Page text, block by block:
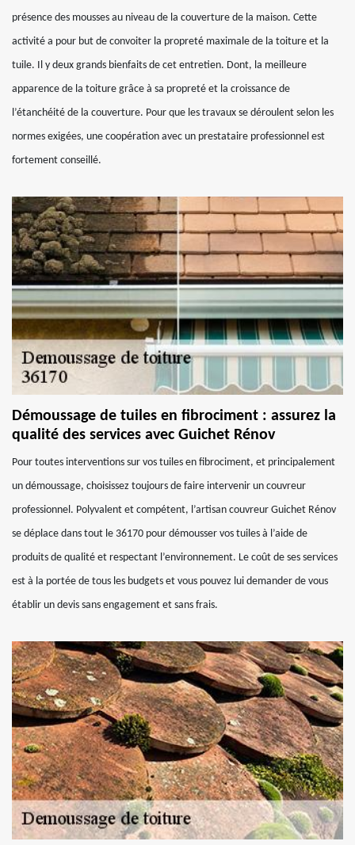
présence des mousses au niveau de la couverture de la maison. Cette
activité a pour but de convoiter la propreté maximale de la toiture et la
tuile. Il y deux grands bienfaits de cet entretien. Dont, la meilleure
apparence de la toiture grâce à sa propreté et la croissance de
l’étanchéité de la couverture. Pour que les travaux se déroulent selon les
normes exigées, une coopération avec un prestataire professionnel est
fortement conseillé.
Démoussage de tuiles en fibrociment : assurez la
qualité des services avec Guichet Rénov
Pour toutes interventions sur vos tuiles en fibrociment, et principalement
un démoussage, choisissez toujours de faire intervenir un couvreur
professionnel. Polyvalent et compétent, l’artisan couvreur Guichet Rénov
se déplace dans tout le 36170 pour démousser vos tuiles à l’aide de
produits de qualité et respectant l’environnement. Le coût de ses services
est à la portée de tous les budgets et vous pouvez lui demander de vous
établir un devis sans engagement et sans frais.